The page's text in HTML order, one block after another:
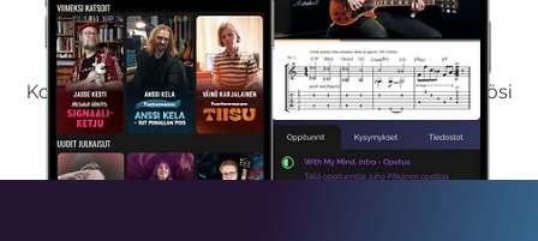
Kokeile Ilmaiseksi
Kokeilemalla ilmaiseksi saat koko sisältömme käyttöösi
viikon ajaksi.